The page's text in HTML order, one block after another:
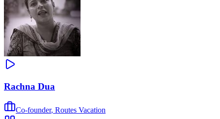
Rachna Dua
Co-founder, Routes Vacation